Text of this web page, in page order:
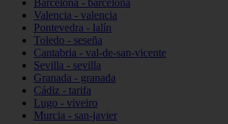
Barcelona - barcelona
Valencia - valencia
Pontevedra - lalín
Toledo - seseña
Cantabria - val-de-san-vicente
Sevilla - sevilla
Granada - granada
Cádiz - tarifa
Lugo - viveiro
Murcia - san-javier